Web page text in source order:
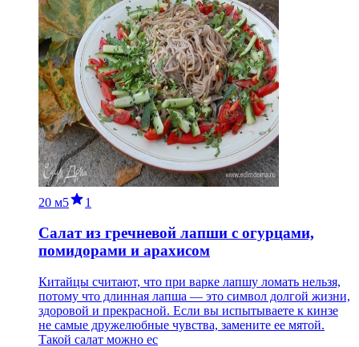
20 м5 1
Салат из гречневой лапши с огурцами,
помидорами и арахисом
Китайцы считают, что при варке лапшу ломать нельзя,
потому что длинная лапша — это символ долгой жизни,
здоровой и прекрасной. Если вы испытываете к кинзе
не самые дружелюбные чувства, замените ее мятой.
Такой салат можно ес